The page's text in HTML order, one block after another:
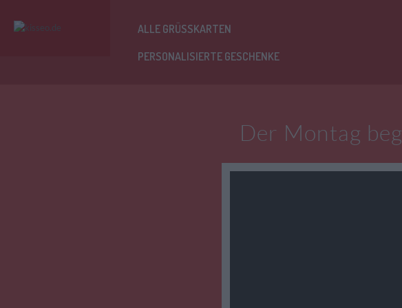
ALLE GRÜSSKARTEN
PERSONALISIERTE GESCHENKE
Der Montag